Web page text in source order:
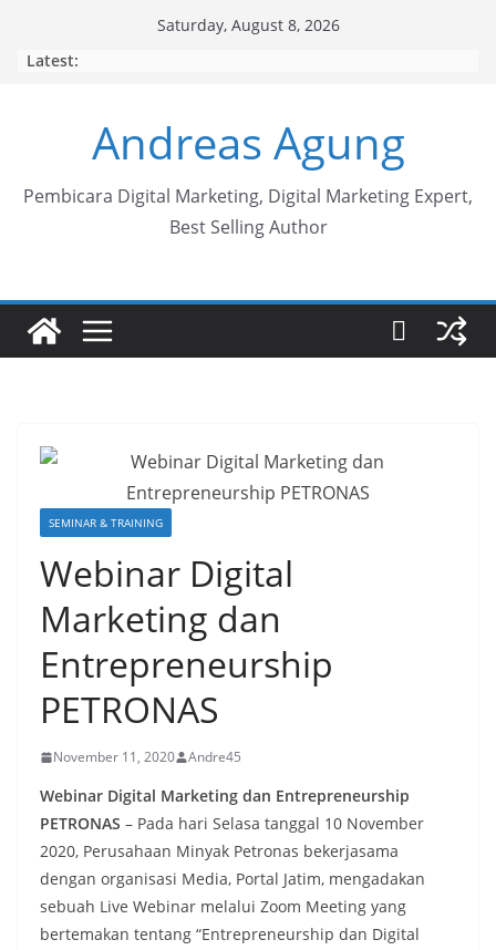
Saturday, August 8, 2026
Latest:
Andreas Agung
Pembicara Digital Marketing, Digital Marketing Expert,
Best Selling Author
SEMINAR & TRAINING
Webinar Digital
Marketing dan
Entrepreneurship
PETRONAS
November 11, 2020 Andre45
Webinar Digital Marketing dan Entrepreneurship
PETRONAS – Pada hari Selasa tanggal 10 November
2020, Perusahaan Minyak Petronas bekerjasama
dengan organisasi Media, Portal Jatim, mengadakan
sebuah Live Webinar melalui Zoom Meeting yang
bertemakan tentang “Entrepreneurship dan Digital